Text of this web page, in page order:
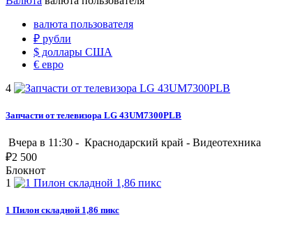
валюта пользователя
₽ рубли
$ доллары США
€ евро
4
Запчасти от телевизора LG 43UM7300PLB
Вчера в 11:30 - Краснодарский край - Видеотехника
₽2 500
Блокнот
1
1 Пилон складной 1,86 пикс